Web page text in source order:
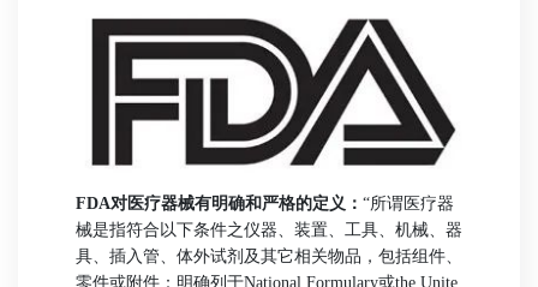
FDA对医疗器械有明确和严格的定义： “所谓医疗器
械是指符合以下条件之仪器、装置、工具、机械、器
具、插入管、体外试剂及其它相关物品，包括组件、
零件或附件：明确列于National Formulary或the Unite